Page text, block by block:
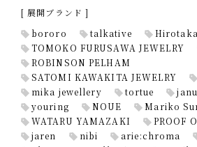
[ 展開ブランド ]
bororo
talkative
Hirotaka
TOMOKO FURUSAWA JEWELRY
ROBINSON PELHAM
SATOMI KAWAKITA JEWELRY
mika jewellery
tortue
youring
NOUE
Mariko
WATARU YAMAZAKI
PROOF
jaren
nibi arie:chroma